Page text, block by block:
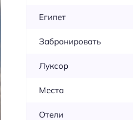
Египет
Забронировать
Луксор
Места
Отели